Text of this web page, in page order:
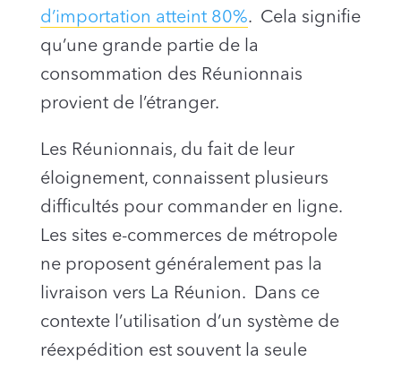
d’importation atteint 80%. Cela signifie
qu’une grande partie de la
consommation des Réunionnais
provient de l’étranger.
Les Réunionnais, du fait de leur
éloignement, connaissent plusieurs
difficultés pour commander en ligne.
Les sites e-commerces de métropole
ne proposent généralement pas la
livraison vers La Réunion. Dans ce
contexte l’utilisation d’un système de
réexpédition est souvent la seule